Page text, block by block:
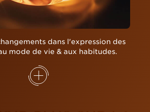
dans l'expression des
mode de vie & aux habitudes.